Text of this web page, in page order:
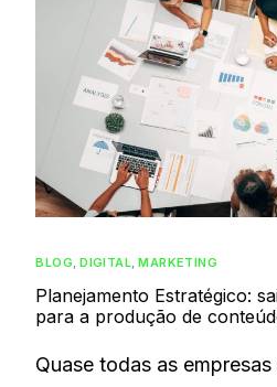
BLOG,DIGITAL,MARKETING
Planejamento Estratégico:
para a produção de
Quase todas as